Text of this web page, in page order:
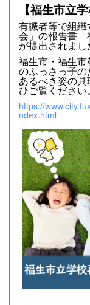
【福生市立
有識者等で組
会」の報告書
が提出されまし
福生市・福生
のふっさっ子
あるべき姿の
ひご覧ください
https://
ndex.html